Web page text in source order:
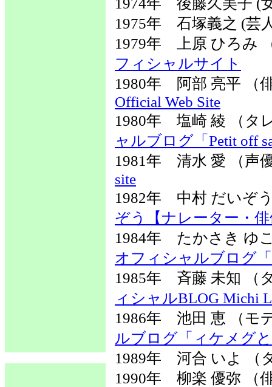
1974年 後藤久美子 (
1975年 石塚義之 (芸
1979年 上原 ひろ
フィシャルサイト
1980年 阿部 亮平
Official Web Site
1980年 塩崎 綾 （
ャルブログ「Petit off
1981年 清水 愛
site
1982年 中村 だい
ぞう【ナレーター・
1984年 たかさき
オフィシャルブログ
1985年 斉藤 未知
ィシャルBLOG Michi
1986年 池田 恵 （
ルブログ「ィケメグ
1989年 河合 いよ （
1990年 柳楽 優弥